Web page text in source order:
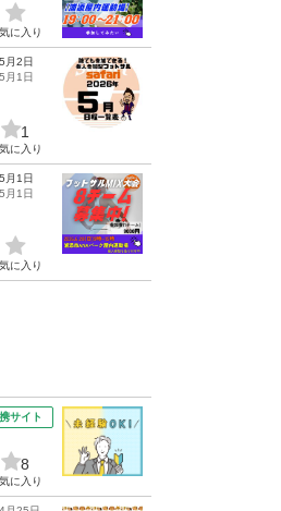
に入り
月2日
月1日
1
に入り
月1日
月1日
に入り
サイト
8
に入り